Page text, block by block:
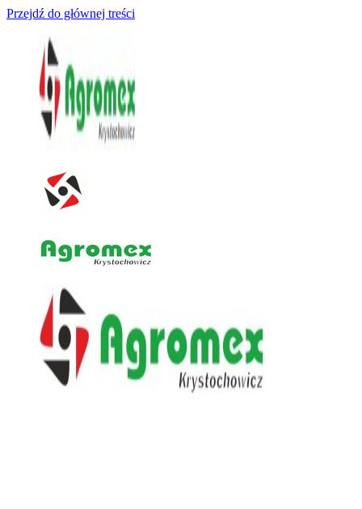
Przejdź do głównej treści